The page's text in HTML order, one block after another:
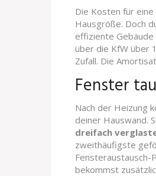
Die Kosten für eine
Hausgröße. Doch
effiziente Gebäude
über die KfW über
Zufall. Die
Fenster
Nach der Heizung
deiner Hauswand.
dreifach
zweithäufigste
Fensteraustausch-
bekommst